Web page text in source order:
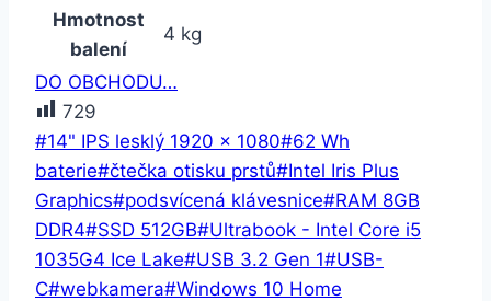
Hmotnost
balení
4 kg
DO OBCHODU…
729
Štítky
příspěvků:
#14" IPS lesklý 1920 × 1080#62 Wh
baterie#čtečka otisku prstů#Intel Iris Plus
Graphics#podsvícená klávesnice#RAM 8GB
DDR4#SSD 512GB#Ultrabook - Intel Core i5
1035G4 Ice Lake#USB 3.2 Gen 1#USB-
C#webkamera#Windows 10 Home